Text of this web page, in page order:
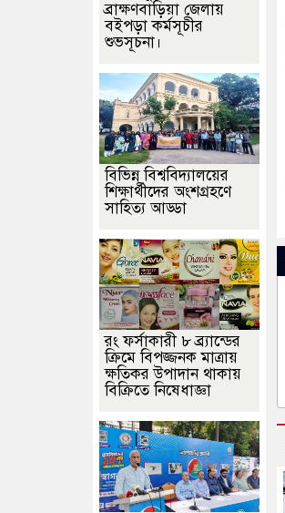
ব্রাক্ষণবাড়িয়া জেলায়
বইপড়া কর্মসূচীর
শুভসূচনা।
বিভিন্ন বিশ্ববিদ্যালয়ের
শিক্ষার্থীদের অংশগ্রহণে
সাহিত্য আড্ডা
রং ফর্সাকারী ৮ ব্র্যান্ডের
ক্রিমে বিপজ্জনক মাত্রায়
ক্ষতিকর উপাদান থাকায়
বিক্রিতে নিষেধাজ্ঞা